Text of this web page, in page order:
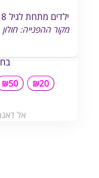
ילדים מתחת לגיל 18: 2
מקור ההפנייה: חולון
₪20
₪50
אל